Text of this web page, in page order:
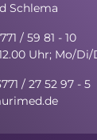
Schlema
/ 59 81 - 10
Uhr; Mo/Di/
/ 27 52 97 - 5